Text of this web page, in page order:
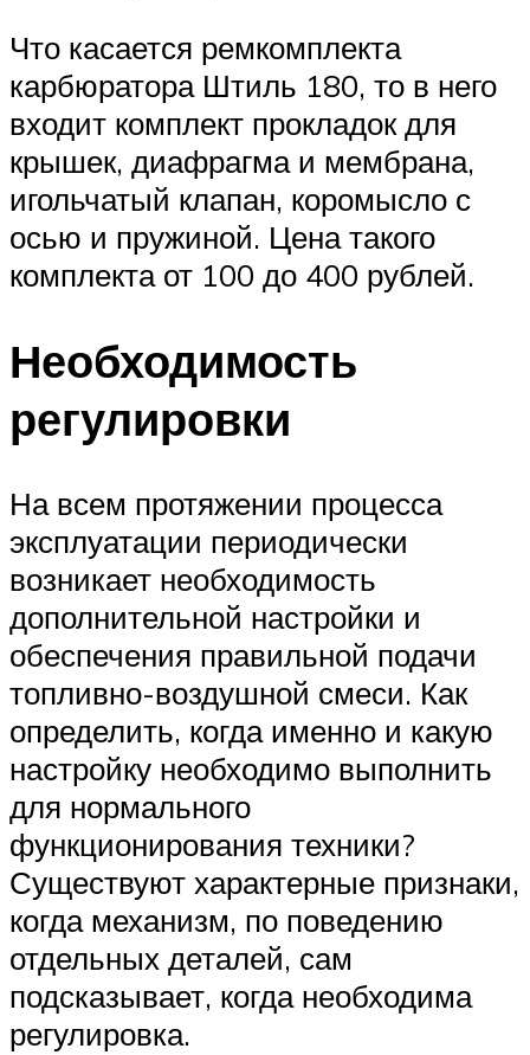
Что касается ремкомплекта
карбюратора Штиль 180, то в него
входит комплект прокладок для
крышек, диафрагма и мембрана,
игольчатый клапан, коромысло с
осью и пружиной. Цена такого
комплекта от 100 до 400 рублей.
Необходимость
регулировки
На всем протяжении процесса
эксплуатации периодически
возникает необходимость
дополнительной настройки и
обеспечения правильной подачи
топливно-воздушной смеси. Как
определить, когда именно и какую
настройку необходимо выполнить
для нормального
функционирования техники?
Существуют характерные признаки,
когда механизм, по поведению
отдельных деталей, сам
подсказывает, когда необходима
регулировка.